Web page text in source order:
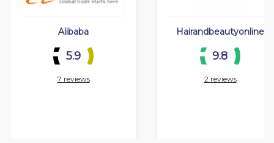
Alibaba
5.9
7 reviews
Hairandbeautyonline
9.8
2 reviews